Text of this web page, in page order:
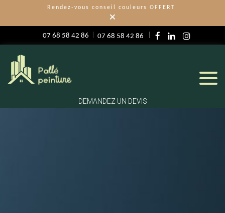
Rendez-vous conseil couleurs OFFERT
×
07 68 58 42 86 07 68 58 42 86
DEMANDEZ UN DEVIS